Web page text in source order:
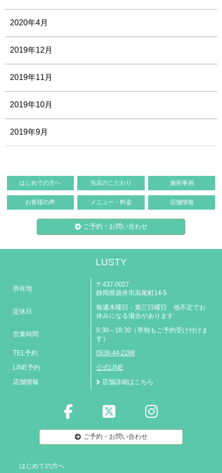
2020年4月
2019年12月
2019年11月
2019年10月
2019年9月
はじめての方へ 当店のこだわり 施術事例
お客様の声 メニュー・料金 店舗情報
ご予約・お問い合わせ
LUSTY
所在地
〒437-0027
静岡県袋井市高尾町14-5
定休日
毎週木曜日・第三日曜日 他不定でお
休みになる場合があります
営業時間
9:30～18:30（早朝もご予約受け付けま
す）
TEL予約 0538-44-2288
LINE予約 公式LINE
店舗情報 店舗詳細はこちら
ご予約・お問い合わせ
はじめての方へ